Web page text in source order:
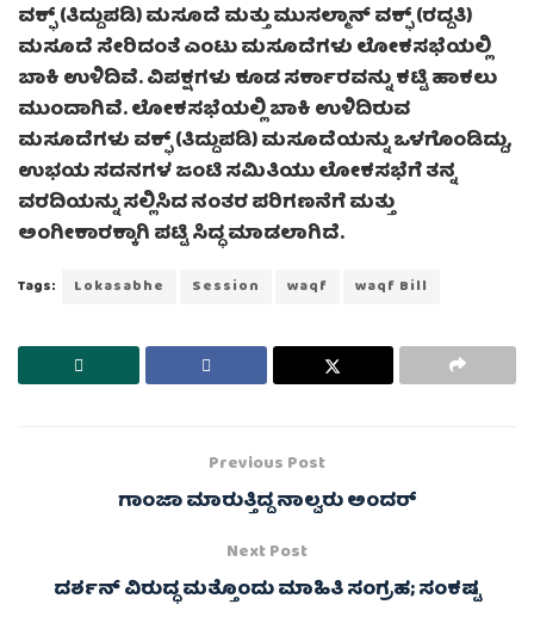
ವಕ್ಫ್ (ತಿದ್ದುಪಡಿ) ಮಸೂದೆ ಮತ್ತು ಮುಸಲ್ಮಾನ್ ವಕ್ಫ್ (ರದ್ದತಿ)
ಮಸೂದೆ ಸೇರಿದಂತೆ ಎಂಟು ಮಸೂದೆಗಳು ಲೋಕಸಭೆಯಲ್ಲಿ
ಬಾಕಿ ಉಳಿದಿವೆ. ವಿಪಕ್ಷಗಳು ಕೂಡ ಸರ್ಕಾರವನ್ನು ಕಟ್ಟಿ ಹಾಕಲು
ಮುಂದಾಗಿವೆ. ಲೋಕಸಭೆಯಲ್ಲಿ ಬಾಕಿ ಉಳಿದಿರುವ
ಮಸೂದೆಗಳು ವಕ್ಫ್ (ತಿದ್ದುಪಡಿ) ಮಸೂದೆಯನ್ನು ಒಳಗೊಂಡಿದ್ದು,
ಉಭಯ ಸದನಗಳ ಜಂಟಿ ಸಮಿತಿಯು ಲೋಕಸಭೆಗೆ ತನ್ನ
ವರದಿಯನ್ನು ಸಲ್ಲಿಸಿದ ನಂತರ ಪರಿಗಣನೆಗೆ ಮತ್ತು
ಅಂಗೀಕಾರಕ್ಕಾಗಿ ಪಟ್ಟಿ ಸಿದ್ಧ ಮಾಡಲಾಗಿದೆ.
Tags: Lokasabhe Session waqf waqf Bill
Previous Post
ಗಾಂಜಾ ಮಾರುತ್ತಿದ್ದ ನಾಲ್ವರು ಅಂದರ್
Next Post
ದರ್ಶನ್ ವಿರುದ್ಧ ಮತ್ತೊಂದು ಮಾಹಿತಿ ಸಂಗ್ರಹ; ಸಂಕಷ್ಟ